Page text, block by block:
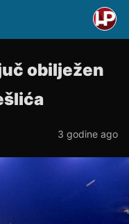
obilježen
3 godine ago